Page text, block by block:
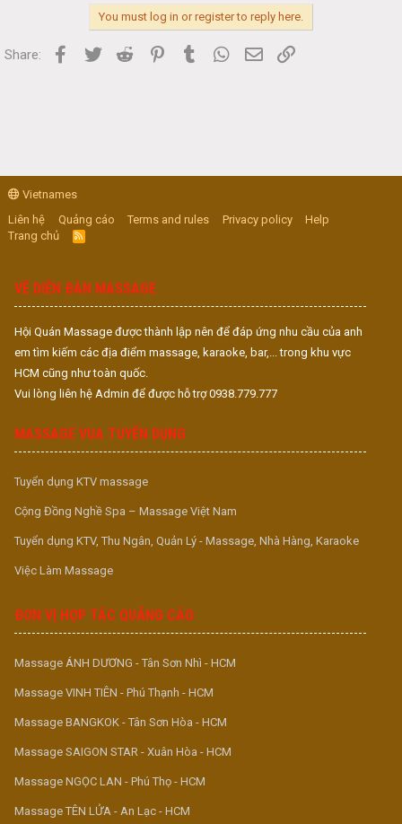
You must log in or register to reply here.
Share: Facebook
Twitter Reddit PinterestTumblr WhatsApp
Email
Vietnames
Liên hệ
Quảng cáo Terms and rules Privacy policy
Help
Trang chủ
R
S
VỀ DIỄN ĐÀN MASSAGE
Hội Quán Massage được thành lập nên để đáp ứng nhu cầu của anh
em tìm kiếm các địa điểm massage, karaoke, bar,... trong khu vực
HCM cũng như toàn quốc.
Vui lòng liên hệ Admin để được hỗ trợ 0938.779.777
MASSAGE VUA TUYỂN DỤNG
Tuyển dụng KTV massage
Cộng Đồng Nghề Spa – Massage Việt Nam
Tuyển dụng KTV, Thu Ngân, Quản Lý - Massage, Nhà Hàng, Karaoke
Việc Làm Massage
ĐƠN VỊ HỢP TÁC QUẢNG CÁO
Massage ÁNH DƯƠNG - Tân Sơn Nhì - HCM
Massage VINH TIÊN - Phú Thạnh - HCM
Massage BANGKOK - Tân Sơn Hòa - HCM
Massage SAIGON STAR - Xuân Hòa - HCM
Massage NGỌC LAN - Phú Thọ - HCM
Massage TÊN LỬA - An Lạc - HCM